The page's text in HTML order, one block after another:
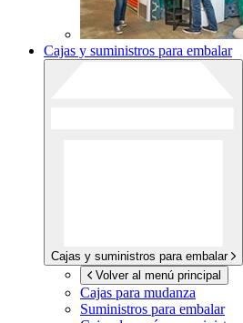
Cajas y suministros para embalar
Cajas y suministros para embalar
Volver al menú principal
Cajas para mudanza
Suministros para embalar